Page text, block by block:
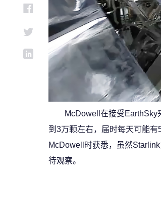
McDowell在接受
到3万颗左右，届时每天可能
McDowell时获悉，虽然
待观察。